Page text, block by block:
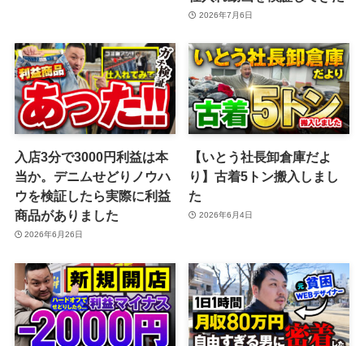
2026年7月6日
入店3分で3000円利益は本
当か。デニムせどりノウハ
ウを検証したら実際に利益
商品がありました
2026年6月26日
【いとう社長卸倉庫だよ
り】古着5トン搬入しまし
た
2026年6月4日